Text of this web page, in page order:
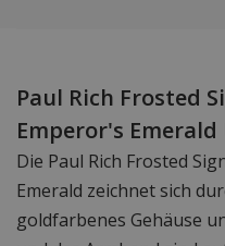
Paul Rich Frosted
Emperor's Emerald
Die Paul Rich Frosted
Emerald zeichnet sich
goldfarbenes Gehäuse